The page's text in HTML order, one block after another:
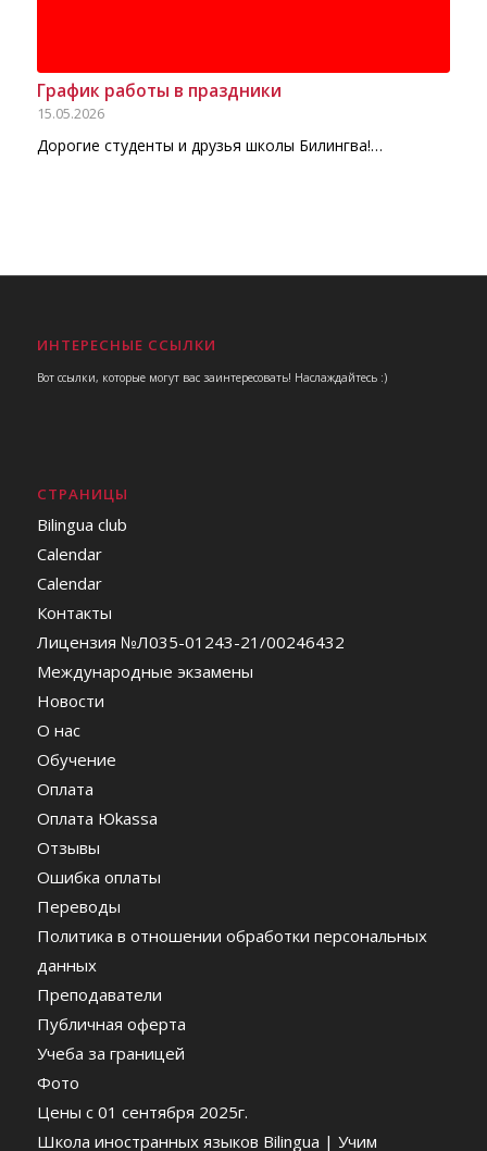
График работы в праздники
15.05.2026
Дорогие студенты и друзья школы Билингва!…
ИНТЕРЕСНЫЕ ССЫЛКИ
Вот ссылки, которые могут вас заинтересовать! Наслаждайтесь :)
СТРАНИЦЫ
Bilingua club
Calendar
Calendar
Контакты
Лицензия №Л035-01243-21/00246432
Международные экзамены
Новости
О нас
Обучение
Оплата
Оплата Юkassa
Отзывы
Ошибка оплаты
Переводы
Политика в отношении обработки персональных
данных
Преподаватели
Публичная оферта
Учеба за границей
Фото
Цены c 01 сентября 2025г.
Школа иностранных языков Bilingua | Учим